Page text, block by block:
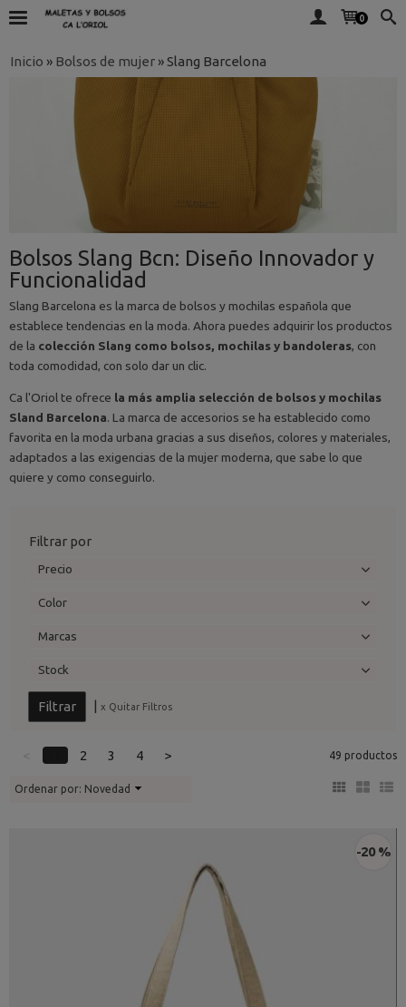
0
Inicio » Bolsos de mujer »Slang Barcelona
Bolsos Slang Bcn: Diseño Innovador y
Funcionalidad
Slang Barcelona es la marca de bolsos y mochilas española que
establece tendencias en la moda. Ahora puedes adquirir los productos
de la colección Slang como bolsos, mochilas y bandoleras, con
toda comodidad, con solo dar un clic.
Ca l'Oriol te ofrece la más amplia selección de bolsos y mochilas
Sland Barcelona. La marca de accesorios se ha establecido como
favorita en la moda urbana gracias a sus diseños, colores y materiales,
adaptados a las exigencias de la mujer moderna, que sabe lo que
quiere y como conseguirlo.
Filtrar por
Precio
Color
Marcas
Stock
| x Quitar Filtros
2 3 4 > 49 productos
Ordenar por: Novedad
-20 %